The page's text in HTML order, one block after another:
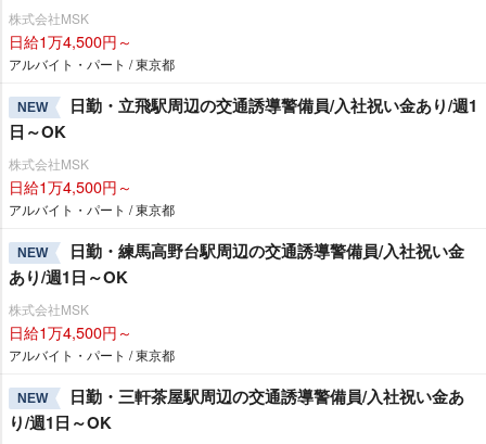
株式会社MSK
日給1万4,500円～
アルバイト・パート / 東京都
NEW
日勤・立飛駅周辺の交通誘導警備員/入社祝い金あり/週1
日～OK
株式会社MSK
日給1万4,500円～
アルバイト・パート / 東京都
NEW
日勤・練馬高野台駅周辺の交通誘導警備員/入社祝い金
あり/週1日～OK
株式会社MSK
日給1万4,500円～
アルバイト・パート / 東京都
NEW
日勤・三軒茶屋駅周辺の交通誘導警備員/入社祝い金あ
り/週1日～OK